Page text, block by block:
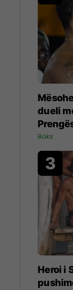
dueli
Boks
Heroi i